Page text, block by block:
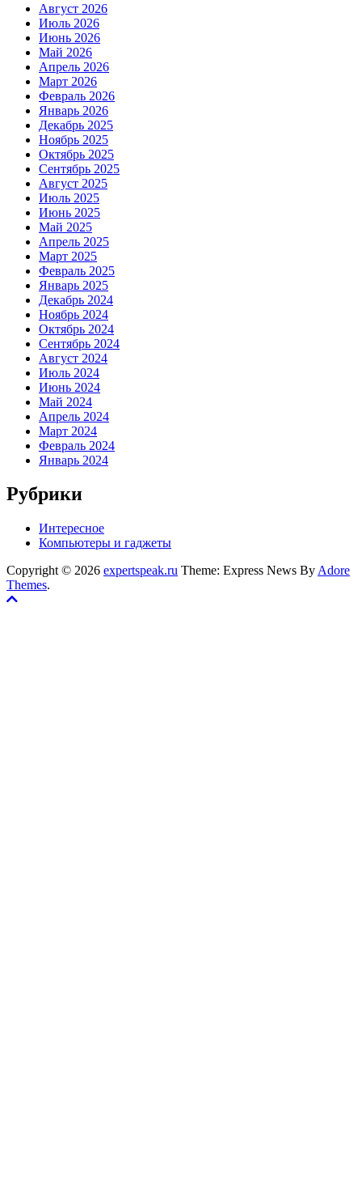
Август 2026
Июль 2026
Июнь 2026
Май 2026
Апрель 2026
Март 2026
Февраль 2026
Январь 2026
Декабрь 2025
Ноябрь 2025
Октябрь 2025
Сентябрь 2025
Август 2025
Июль 2025
Июнь 2025
Май 2025
Апрель 2025
Март 2025
Февраль 2025
Январь 2025
Декабрь 2024
Ноябрь 2024
Октябрь 2024
Сентябрь 2024
Август 2024
Июль 2024
Июнь 2024
Май 2024
Апрель 2024
Март 2024
Февраль 2024
Январь 2024
Рубрики
Интересное
Компьютеры и гаджеты
Copyright © 2026 expertspeak.ru Theme: Express News By Adore
Themes.